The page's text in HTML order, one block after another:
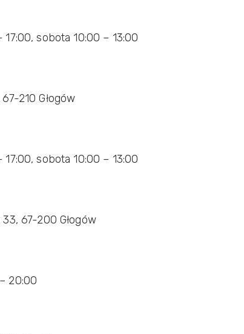
sobota 10:00 – 13:00
210 Głogów
sobota 10:00 – 13:00
67-200 Głogów
20:00